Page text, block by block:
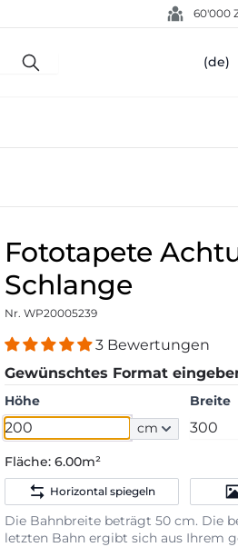
60'000
(de)
Fototapete
Schlange
Nr. WP20005239
3 Bewertungen
Gewünschtes Format
Höhe
cm
Breite
Fläche:6.00m²
Horizontal spiegeln
Die Bahnbreite beträgt 50 cm. Die
letzten Bahn ergibt sich aus Ihrem